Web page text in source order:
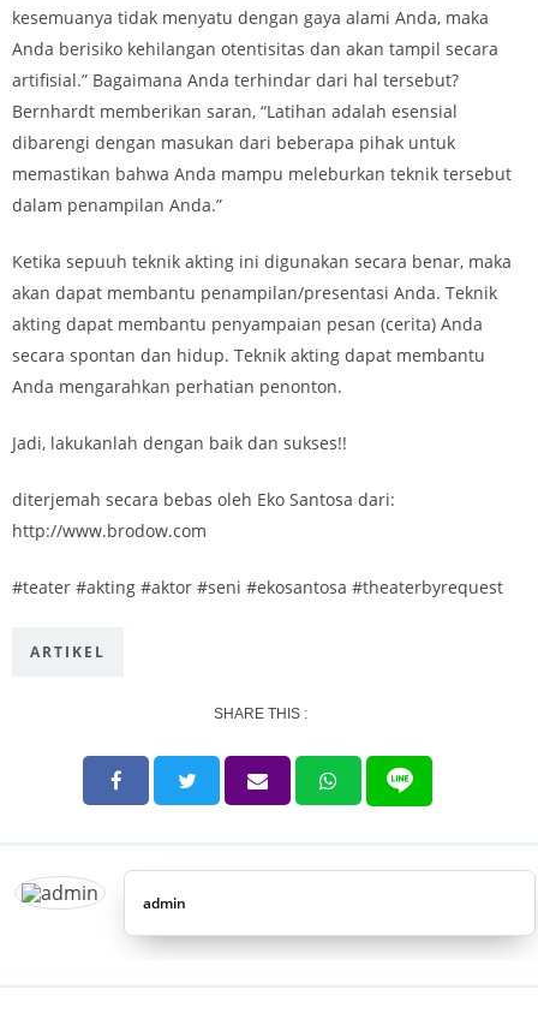
kesemuanya tidak menyatu dengan gaya alami Anda, maka
Anda berisiko kehilangan otentisitas dan akan tampil secara
artifisial.” Bagaimana Anda terhindar dari hal tersebut?
Bernhardt memberikan saran, “Latihan adalah esensial
dibarengi dengan masukan dari beberapa pihak untuk
memastikan bahwa Anda mampu meleburkan teknik tersebut
dalam penampilan Anda.”
Ketika sepuuh teknik akting ini digunakan secara benar, maka
akan dapat membantu penampilan/presentasi Anda. Teknik
akting dapat membantu penyampaian pesan (cerita) Anda
secara spontan dan hidup. Teknik akting dapat membantu
Anda mengarahkan perhatian penonton.
Jadi, lakukanlah dengan baik dan sukses!!
diterjemah secara bebas oleh Eko Santosa dari:
http://www.brodow.com
#teater #akting #aktor #seni #ekosantosa #theaterbyrequest
ARTIKEL
SHARE THIS :
admin